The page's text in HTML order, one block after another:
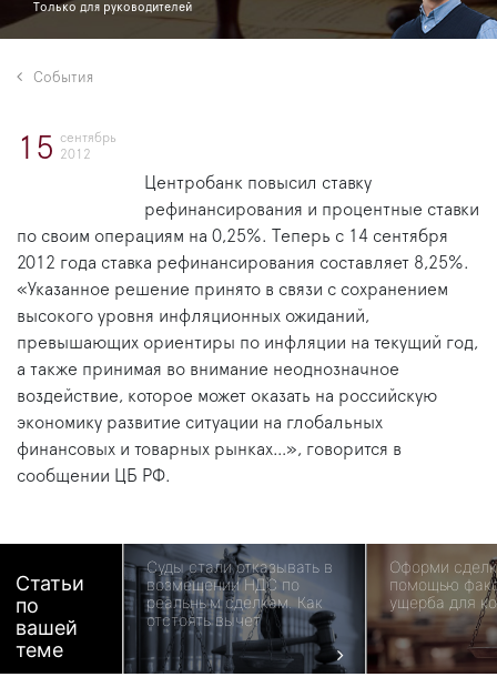
Только для руководителей
События
15
сентябрь
2012
Центробанк повысил ставку
рефинансирования и процентные ставки
по своим операциям на 0,25%. Теперь с 14 сентября
2012 года ставка рефинансирования составляет 8,25%.
«Указанное решение принято в связи с сохранением
высокого уровня инфляционных ожиданий,
превышающих ориентиры по инфляции на текущий год,
а также принимая во внимание неоднозначное
воздействие, которое может оказать на российскую
экономику развитие ситуации на глобальных
финансовых и товарных рынках…», говорится в
сообщении ЦБ РФ.
Статьи
по
вашей
теме
Суды стали отказывать в
возмещении НДС по
реальным сделкам. Как
отстоять вычет
Оформи
помощью
ущерба для